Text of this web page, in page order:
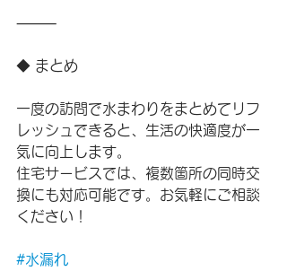
⸻
◆ まとめ
一度の訪問で水まわりをまとめてリフ
レッシュできると、生活の快適度が一
気に向上します。
住宅サービスでは、複数箇所の同時交
換にも対応可能です。お気軽にご相談
ください！
#水漏れ